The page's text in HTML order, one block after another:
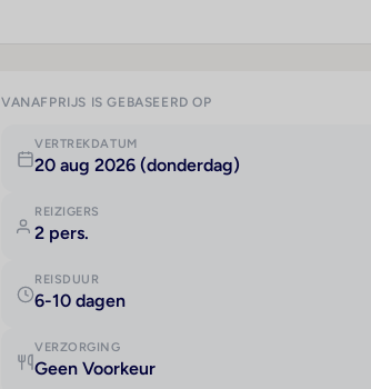
VANAFPRIJS IS GEBASEERD OP
VERTREKDATUM
20 aug 2026 (donderdag)
REIZIGERS
2 pers.
REISDUUR
6-10 dagen
VERZORGING
Geen Voorkeur